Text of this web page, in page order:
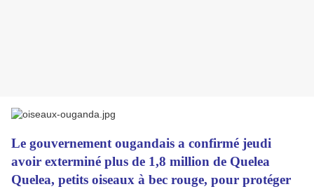
Le gouvernement ougandais a confirmé jeudi
avoir exterminé plus de 1,8 million de Quelea
Quelea, petits oiseaux à bec rouge, pour protéger